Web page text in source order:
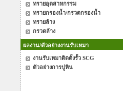
ทรายอุตสาหกรรม
ทรายกรองน้ำ/กรวดกรองน้ำ
ทรายล้าง
กรวดล้าง
ผลงาน/ตัวอย่างงานรับเหมา
งานรับเหมาติดตั้งรั้ว SCG
ตัวอย่างการปูหิน